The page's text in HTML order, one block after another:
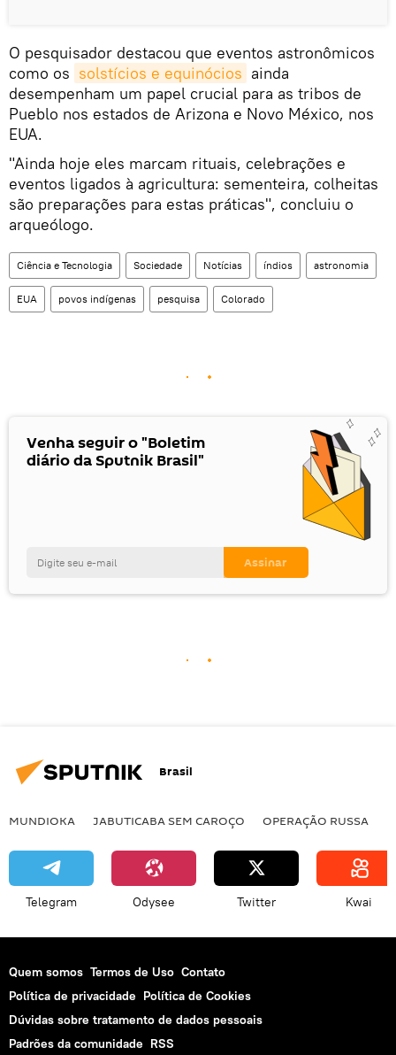
O pesquisador destacou que eventos astronômicos
como os solstícios e equinócios ainda
desempenham um papel crucial para as tribos de
Pueblo nos estados de Arizona e Novo México, nos
EUA.
"Ainda hoje eles marcam rituais, celebrações e
eventos ligados à agricultura: sementeira, colheitas
são preparações para estas práticas", concluiu o
arqueólogo.
Ciência e Tecnologia Sociedade Notícias índios astronomia
EUA povos indígenas pesquisa Colorado
Venha seguir o "Boletim
diário da Sputnik Brasil"
Brasil
MUNDIOKA JABUTICABA SEM CAROÇO OPERAÇÃO RUSSA
Telegram Odysee Twitter Kwai
Quem somos Termos de Uso Contato
Política de privacidade Política de Cookies
Dúvidas sobre tratamento de dados pessoais
Padrões da comunidade RSS